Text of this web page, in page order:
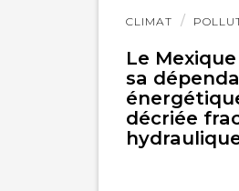
CLIMAT
Le
sa
décriée
Lire